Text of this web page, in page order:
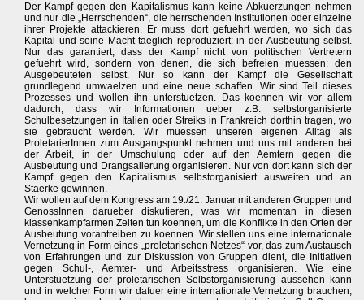
Der Kampf gegen den Kapitalismus kann keine Abkuerzungen nehmen
und nur die „Herrschenden“, die herrschenden Institutionen oder einzelne
ihrer Projekte attackieren. Er muss dort gefuehrt werden, wo sich das
Kapital und seine Macht taeglich reproduziert: in der Ausbeutung selbst.
Nur das garantiert, dass der Kampf nicht von politischen Vertretern
gefuehrt wird, sondern von denen, die sich befreien muessen: den
Ausgebeuteten selbst. Nur so kann der Kampf die Gesellschaft
grundlegend umwaelzen und eine neue schaffen. Wir sind Teil dieses
Prozesses und wollen ihn unterstuetzen. Das koennen wir vor allem
dadurch, dass wir Informationen ueber z.B. selbstorganisierte
Schulbesetzungen in Italien oder Streiks in Frankreich dorthin tragen, wo
sie gebraucht werden. Wir muessen unseren eigenen Alltag als
ProletarierInnen zum Ausgangspunkt nehmen und uns mit anderen bei
der Arbeit, in der Umschulung oder auf den Aemtern gegen die
Ausbeutung und Drangsalierung organisieren. Nur von dort kann sich der
Kampf gegen den Kapitalismus selbstorganisiert ausweiten und an
Staerke gewinnen.
Wir wollen auf dem Kongress am 19./21. Januar mit anderen Gruppen und
GenossInnen darueber diskutieren, was wir momentan in diesen
klassenkampfarmen Zeiten tun koennen, um die Konflikte in den Orten der
Ausbeutung vorantreiben zu koennen. Wir stellen uns eine internationale
Vernetzung in Form eines „proletarischen Netzes“ vor, das zum Austausch
von Erfahrungen und zur Diskussion von Gruppen dient, die Initiativen
gegen Schul-, Aemter- und Arbeitsstress organisieren. Wie eine
Unterstuetzung der proletarischen Selbstorganisierung aussehen kann
und in welcher Form wir dafuer eine internationale Vernetzung brauchen,